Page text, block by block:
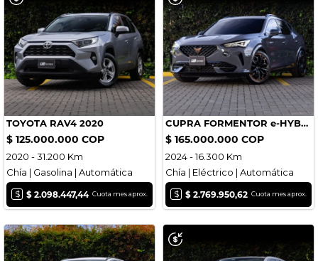
TOYOTA RAV4 2020
$ 125.000.000 COP
2020 - 31.200 Km
Chía | Gasolina | Automática
$ $ 2.098.447,44 Cuota mes aprox.
CUPRA FORMENTOR e-HYBRID 2024
$ 165.000.000 COP
2024 - 16.300 Km
Chía | Eléctrico | Automática
$ $ 2.769.950,62 Cuota mes aprox.